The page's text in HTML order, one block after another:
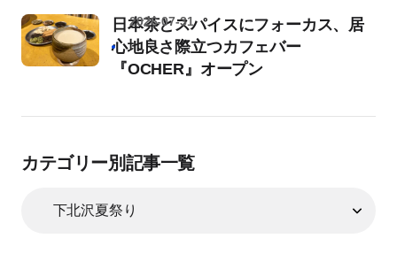
日本茶とスパイスにフォーカス、居
心地良さ際立つカフェバー
『OCHER』オープン
2026-07-31
カテゴリー別記事一覧